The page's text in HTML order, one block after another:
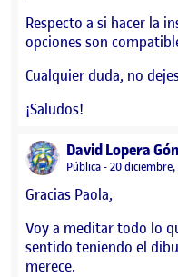
Respecto a si hacer la
opciones son
Cualquier duda, no
¡Saludos!
David Lopera
Visibilidad:
Pública 20 diciembre,
Gracias Paola,
Voy a meditar todo lo
sentido teniendo el
merece.